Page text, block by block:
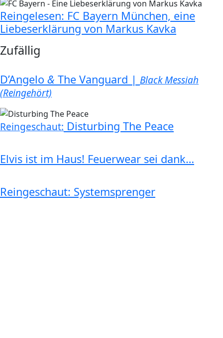
Reingelesen: FC Bayern München, eine
Liebeserklärung von Markus Kavka
Zufällig
D’Angelo & The Vanguard | Black Messiah
(Reingehört)
Reingeschaut: Disturbing The Peace
Elvis ist im Haus! Feuerwear sei dank…
Reingeschaut: Systemsprenger